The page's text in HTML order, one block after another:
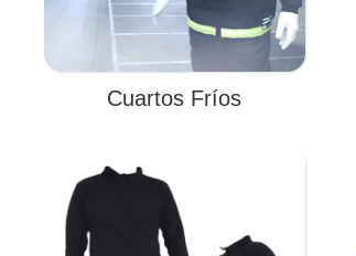
Cuartos Fríos